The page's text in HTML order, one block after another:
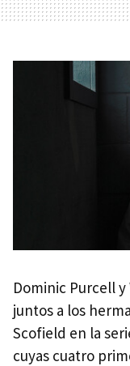
Dominic Purcell
juntos a los
Scofield en la
cuyas cuatro